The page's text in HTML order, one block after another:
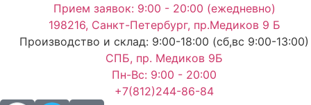
содержимому
Прием заявок: 9:00 - 20:00 (ежедневно)
198216, Санкт-Петербург, пр.Медиков 9 Б
Производство и склад: 9:00-18:00 (сб,вс 9:00-13:00)
СПБ, пр. Медиков 9Б
Пн-Вс: 9:00 - 20:00
+7(812)244-86-84